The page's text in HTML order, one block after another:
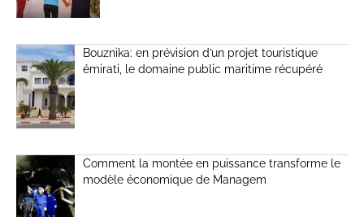
Bouznika: en prévision d’un projet touristique
émirati, le domaine public maritime récupéré
Comment la montée en puissance transforme le
modèle économique de Managem